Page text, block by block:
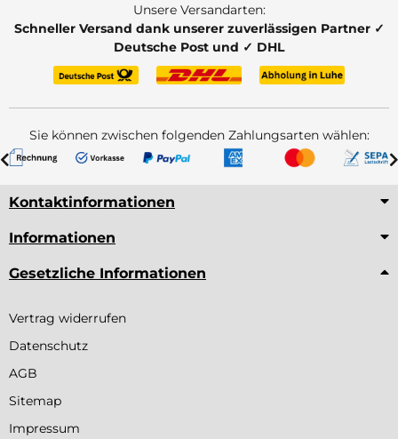
Unsere Versandarten:
Schneller Versand dank unserer zuverlässigen Partner ✓
Deutsche Post und ✓ DHL
Sie können zwischen folgenden Zahlungsarten wählen:
Kontaktinformationen
Informationen
Gesetzliche Informationen
Vertrag widerrufen
Datenschutz
AGB
Sitemap
Impressum